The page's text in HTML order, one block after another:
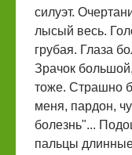
силуэт.
лысый весь.
грубая. Глаза
Зрачок
тоже. Страшно
меня, пардон,
болезнь"...
пальцы